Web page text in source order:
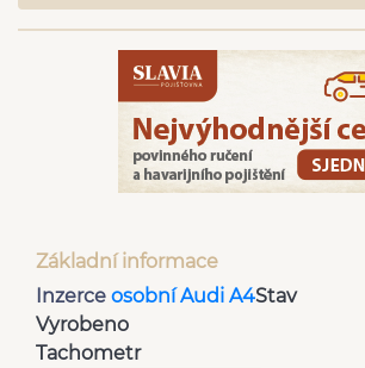
Základní informace
Inzerce osobní Audi A4Stav
Vyrobeno
Tachometr